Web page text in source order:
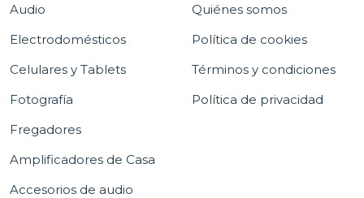
Audio
Electrodomésticos
Celulares y Tablets
Fotografía
Fregadores
Amplificadores de Casa
Accesorios de audio
Quiénes somos
Política de cookies
Términos y condiciones
Política de privacidad